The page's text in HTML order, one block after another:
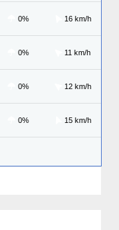
0% 16 km/h
0% 11 km/h
0% 12 km/h
0% 15 km/h